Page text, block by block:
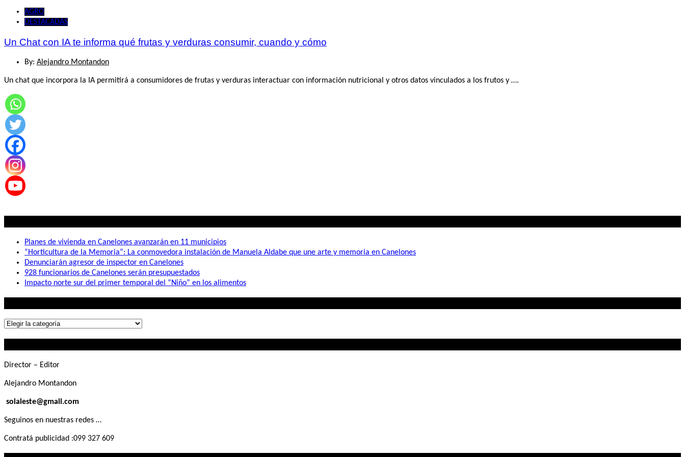
AGRO
DESTACADAS
Un Chat con IA te informa qué frutas y verduras consumir, cuando y cómo
By: Alejandro Montandon
Un chat que incorpora la IA permitirá a consumidores de frutas y verduras interactuar con información nutricional y otros datos vinculados a los frutos y ….
Planes de vivienda en Canelones avanzarán en 11 municipios
“Horticultura de la Memoria”: La conmovedora instalación de Manuela Aldabe que une arte y memoria en Canelones
Denunciarán agresor de inspector en Canelones
928 funcionarios de Canelones serán presupuestados
Impacto norte sur del primer temporal del “Niño” en los alimentos
Lo
Director – Editor
Alejandro Montandon
solaleste@gmail.com
Seguinos en nuestras redes …
Contratá publicidad :099 327 609